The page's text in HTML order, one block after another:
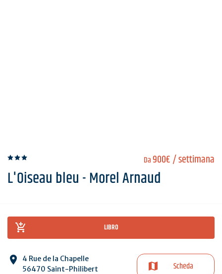
Da900€/ settimana
L'Oiseau bleu - Morel Arnaud
LIBRO
4 Rue de la Chapelle
56470 Saint-Philibert
Scheda